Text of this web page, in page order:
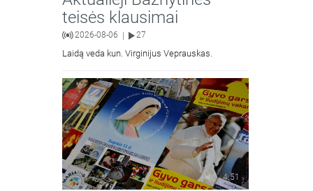
teisės klausimai
2026-08-06 27
Laidą veda kun. Virginijus Veprauskas.
4:51